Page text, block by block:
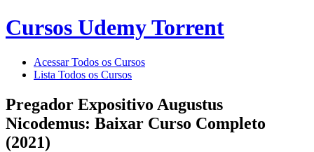
Cursos Udemy Torrent
Acessar Todos os Cursos
Lista Todos os Cursos
Pregador Expositivo Augustus
Nicodemus: Baixar Curso Completo
(2021)